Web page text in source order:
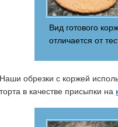
Вид готового
отличается от
Наши обрезки с коржей
торта в качестве присыпки на